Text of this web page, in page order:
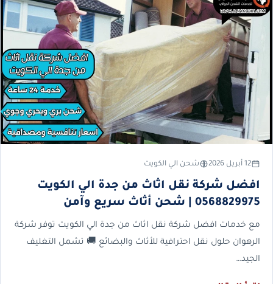
12 أبريل 2026 شحن الي الكويت
افضل شركة نقل اثاث من جدة الي الكويت
0568829975 | شحن أثاث سريع وآمن
مع خدمات افضل شركة نقل اثاث من جدة الي الكويت توفر شركة
الرهوان حلول نقل احترافية للأثاث والبضائع 🚚 تشمل التغليف
الجيد…